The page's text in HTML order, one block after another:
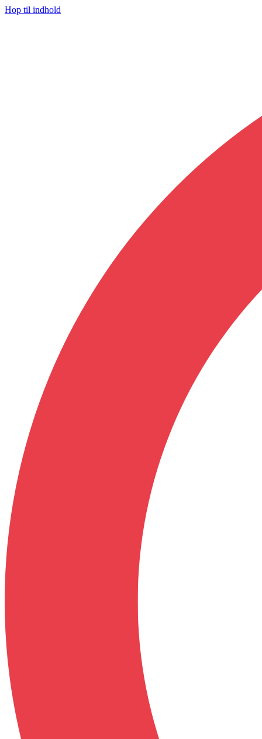
Hop til indhold